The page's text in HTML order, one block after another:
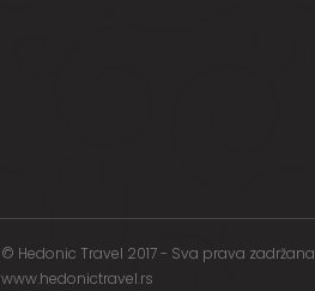
© Hedonic Travel 2017 - Sva prava zadržana
www.hedonictravel.rs